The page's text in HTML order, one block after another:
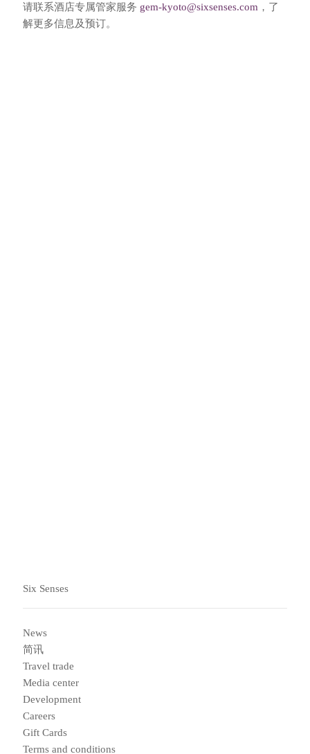
请联系酒店专属管家服务 gem-kyoto@sixsenses.com ，了
解更多信息及预订。
Six Senses
News
简讯
Travel trade
Media center
Development
Careers
Gift Cards
Terms and conditions